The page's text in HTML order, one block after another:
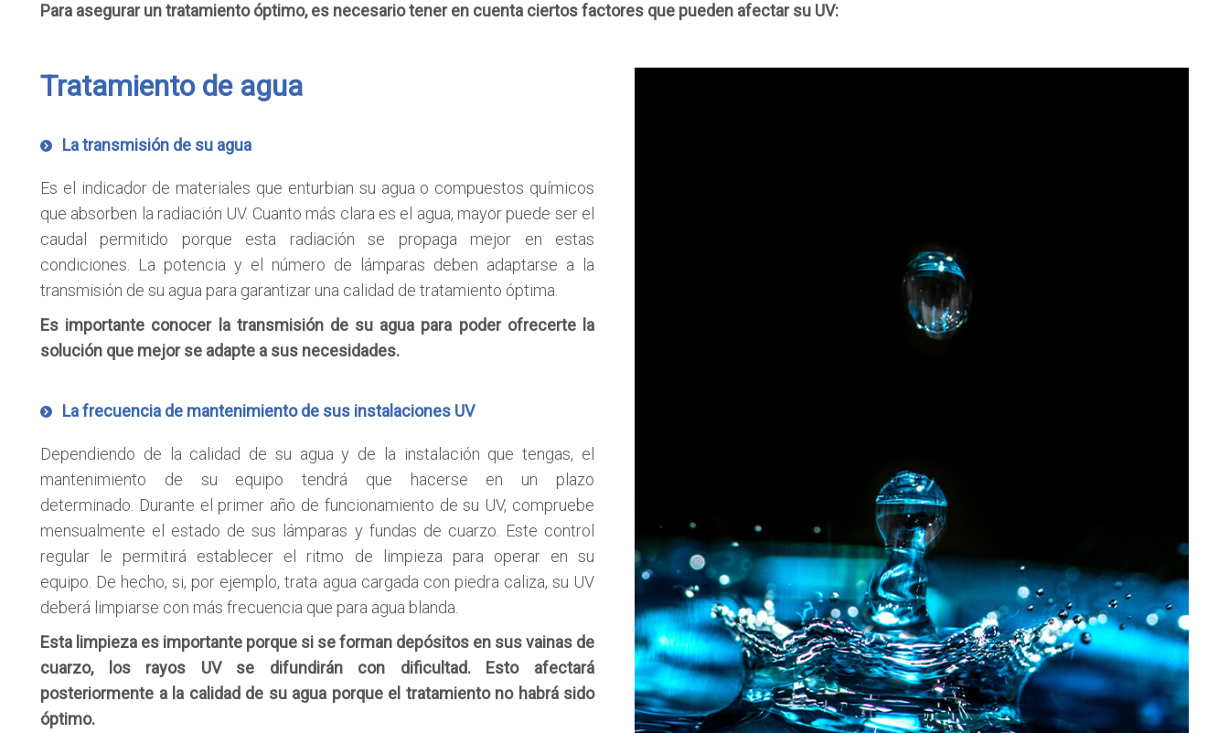
Para asegurar un tratamiento óptimo, es necesario tener en cuenta ciertos factores que pueden afectar su UV:
Tratamiento de agua
La transmisión de su agua
Es el indicador de materiales que enturbian su agua o compuestos químicos
que absorben la radiación UV. Cuanto más clara es el agua, mayor puede ser el
caudal permitido porque esta radiación se propaga mejor en estas
condiciones. La potencia y el número de lámparas deben adaptarse a la
transmisión de su agua para garantizar una calidad de tratamiento óptima.
Es importante conocer la transmisión de su agua para poder ofrecerte la
solución que mejor se adapte a sus necesidades.
La frecuencia de mantenimiento de sus instalaciones UV
Dependiendo de la calidad de su agua y de la instalación que tengas, el
mantenimiento de su equipo tendrá que hacerse en un plazo
determinado. Durante el primer año de funcionamiento de su UV, compruebe
mensualmente el estado de sus lámparas y fundas de cuarzo. Este control
regular le permitirá establecer el ritmo de limpieza para operar en su
equipo. De hecho, si, por ejemplo, trata agua cargada con piedra caliza, su UV
deberá limpiarse con más frecuencia que para agua blanda.
Esta limpieza es importante porque si se forman depósitos en sus vainas de
cuarzo, los rayos UV se difundirán con dificultad. Esto afectará
posteriormente a la calidad de su agua porque el tratamiento no habrá sido
óptimo.